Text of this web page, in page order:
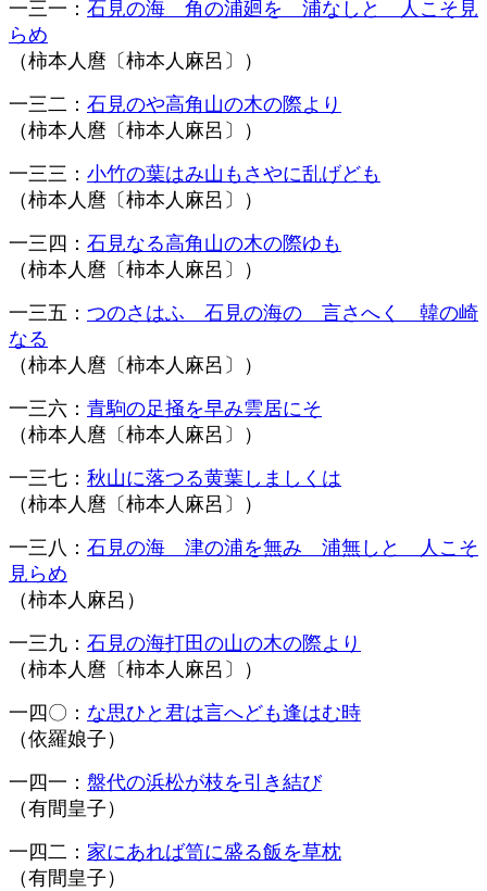
一三一： 石見の海 角の浦廻を 浦なしと 人こそ見
らめ
（柿本人麿〔柿本人麻呂〕）
一三二： 石見のや高角山の木の際より
（柿本人麿〔柿本人麻呂〕）
一三三： 小竹の葉はみ山もさやに乱げども
（柿本人麿〔柿本人麻呂〕）
一三四： 石見なる高角山の木の際ゆも
（柿本人麿〔柿本人麻呂〕）
一三五： つのさはふ 石見の海の 言さへく 韓の崎
なる
（柿本人麿〔柿本人麻呂〕）
一三六： 青駒の足掻を早み雲居にそ
（柿本人麿〔柿本人麻呂〕）
一三七： 秋山に落つる黄葉しましくは
（柿本人麿〔柿本人麻呂〕）
一三八： 石見の海 津の浦を無み 浦無しと 人こそ
見らめ
（柿本人麻呂）
一三九： 石見の海打田の山の木の際より
（柿本人麿〔柿本人麻呂〕）
一四〇： な思ひと君は言へども逢はむ時
（依羅娘子）
一四一： 盤代の浜松が枝を引き結び
（有間皇子）
一四二： 家にあれば笥に盛る飯を草枕
（有間皇子）